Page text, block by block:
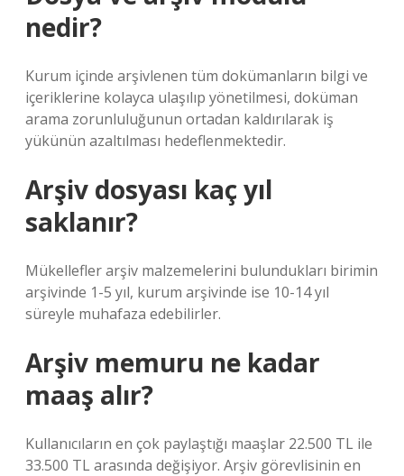
nedir?
Kurum içinde arşivlenen tüm dokümanların bilgi ve
içeriklerine kolayca ulaşılıp yönetilmesi, doküman
arama zorunluluğunun ortadan kaldırılarak iş
yükünün azaltılması hedeflenmektedir.
Arşiv dosyası kaç yıl
saklanır?
Mükellefler arşiv malzemelerini bulundukları birimin
arşivinde 1-5 yıl, kurum arşivinde ise 10-14 yıl
süreyle muhafaza edebilirler.
Arşiv memuru ne kadar
maaş alır?
Kullanıcıların en çok paylaştığı maaşlar 22.500 TL ile
33.500 TL arasında değişiyor. Arşiv görevlisinin en